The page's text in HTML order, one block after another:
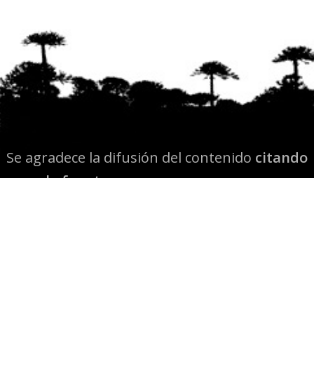
Se agradece la difusión del contenido citando
la fuente www.mapuexpress.org